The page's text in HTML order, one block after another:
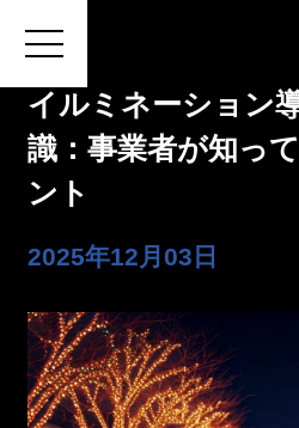
ホーム
施工の費用・流れ
イルミネーション
識：事業者が知っ
ント
2025年12月03日